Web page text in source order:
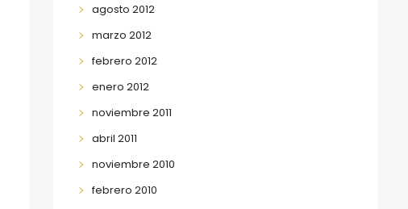
agosto 2012
marzo 2012
febrero 2012
enero 2012
noviembre 2011
abril 2011
noviembre 2010
febrero 2010